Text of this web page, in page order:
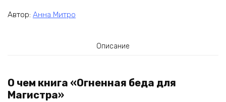
Автор: Анна Митро
Описание
О чем книга «Огненная беда для
Магистра»